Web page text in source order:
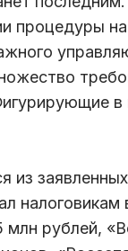
процедуры
из
налоговикам
млн рублей,